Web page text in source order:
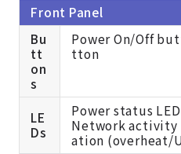
Front Panel
Bu
tt
on
s
Power On/Off
tton
LE
Ds
Power status
Network activity
ation (overheat/